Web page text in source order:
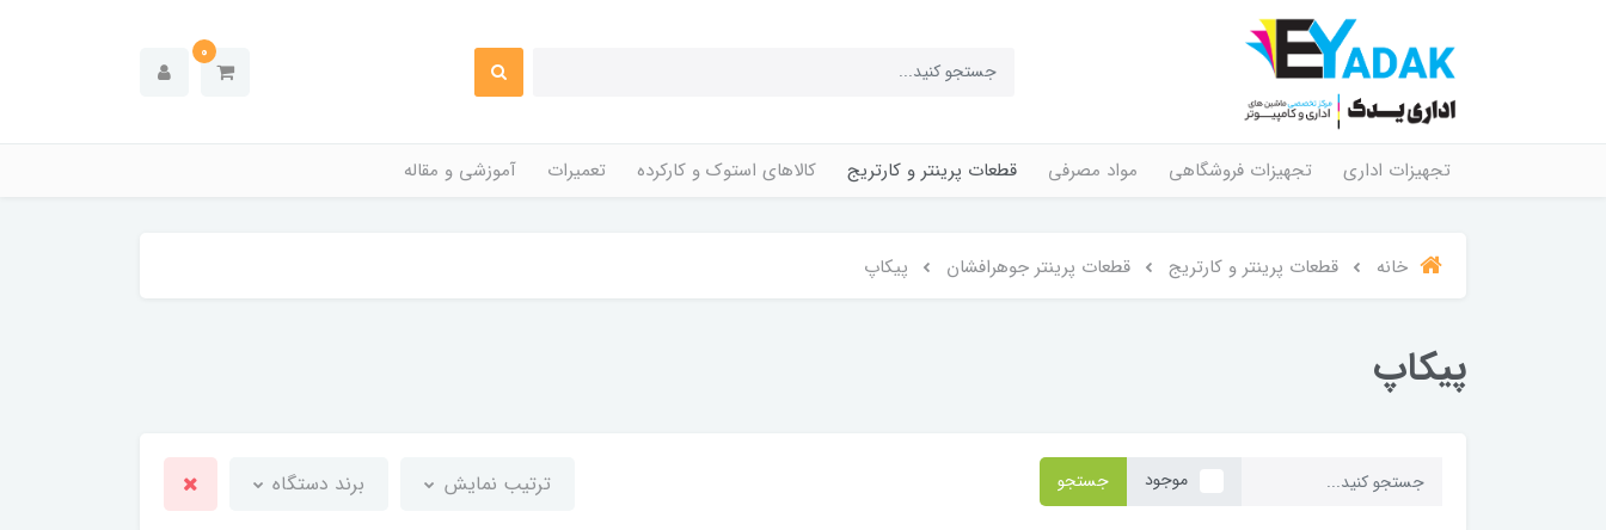
0
تجهیزات اداری تجهیزات فروشگاهی مواد مصرفی قطعات پرینتر و کارتریج کالاهای استوک و کارکرده تعمیرات آموزشی و مقاله
خانه قطعات پرینتر و کارتریج قطعات پرینتر جوهرافشان پیکاپ
پیکاپ
موجود جستجو ترتیب نمایش برند دستگاه